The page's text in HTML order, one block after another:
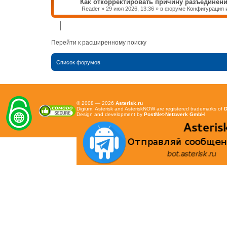
Как откорректировать причину
Reader» 29 июл 2026, 13:36» в форуме Конфигурация
Перейти к расширенному поиску
Список форумов
© 2008 — 2026 Asterisk.ru
Digium, Asterisk and AsteriskNOW are registered trademarks of
Design and development by PostMet-Netzwerk GmbH